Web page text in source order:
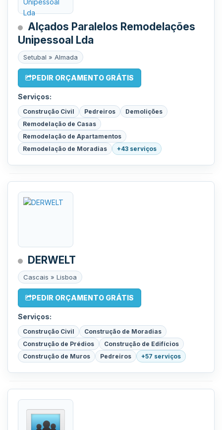
Alçados Paralelos Remodelações
Unipessoal Lda
Setubal » Almada
PEDIR ORÇAMENTO GRÁTIS
Serviços:
Construção Civil Pedreiros
Demolições
Remodelação de Casas
Remodelação de Apartamentos
Remodelação de Moradias
+43 serviços
DERWELT
Cascais » Lisboa
PEDIR ORÇAMENTO GRÁTIS
Serviços:
Construção Civil
Construção de Moradias
Construção de Prédios
Construção de Edifícios
Construção de Muros
Pedreiros +57 serviços